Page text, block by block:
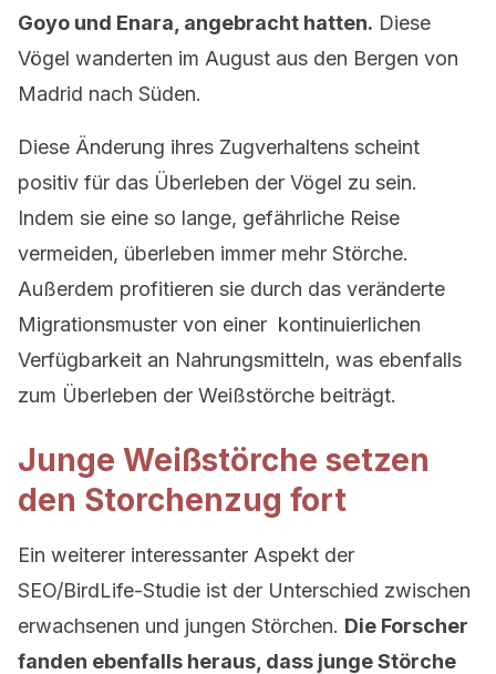
Goyo und Enara, angebracht hatten. Diese
Vögel wanderten im August aus den Bergen von
Madrid nach Süden.
Diese Änderung ihres Zugverhaltens scheint
positiv für das Überleben der Vögel zu sein.
Indem sie eine so lange, gefährliche Reise
vermeiden, überleben immer mehr Störche.
Außerdem profitieren sie durch das veränderte
Migrationsmuster von einer kontinuierlichen
Verfügbarkeit an Nahrungsmitteln, was ebenfalls
zum Überleben der Weißstörche beiträgt.
Junge Weißstörche setzen
den Storchenzug fort
Ein weiterer interessanter Aspekt der
SEO/BirdLife-Studie ist der Unterschied zwischen
erwachsenen und jungen Störchen. Die Forscher
fanden ebenfalls heraus, dass junge Störche